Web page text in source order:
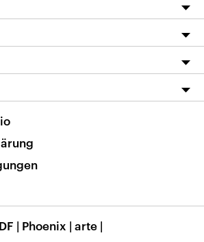
auf dlf.de
App
App
| Phoenix | arte |